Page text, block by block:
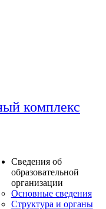
комплекс
Сведения об
образовательной
организации
Основные сведения
Структура и органы